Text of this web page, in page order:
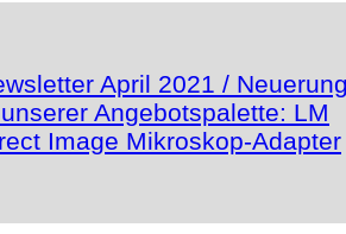
April 2021 /
Angebotspalette: LM
Image Mikroskop-Adapter